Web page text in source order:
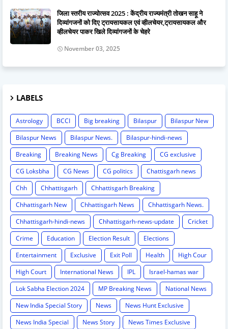
जिला स्तरीय राज्योत्सव 2025 : केंद्रीय राज्यमंत्री तोखन साहू ने
दिव्यांगजनों को दिए ट्रायसायकल एवं व्हीलचेयर,ट्रायसायकल और
व्हीलचेयर पाकर खिले दिव्यांगजनों के चेहरे
November 03, 2025
LABELS
Astrology BCCI Big breaking Bilaspur
Bilaspur New
Bilaspur News
Bilaspur News.
Bilaspur-hindi-news
Breaking
Breaking News Cg Breaking
CG exclusive
CG Loksbha
CG News CG politics
Chattisgarh news
Chh
Chhattisgarh
Chhattisgarh Breaking
Chhattisgarh New
Chhattisgarh News
Chhattisgarh News.
Chhattisgarh-hindi-news
Chhattisgarh-news-update
Cricket
Crime
Education Election Result
Elections
Entertainment
Exclusive Exit Poll Health
High Cour
High Court
International News IPL
Israel-hamas war
Lok Sabha Election 2024
MP Breaking News
National News
New India Special Story
News
News Hunt Exclusive
News India Special
News Story
News Times Exclusive